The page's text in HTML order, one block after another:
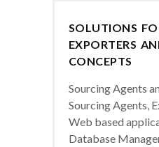
SOLUTIONS
EXPORTERS
CONCEPTS
Sourcing Agents
Sourcing Agents,
Web based
Database